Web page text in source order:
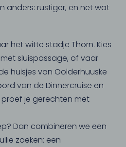
anders: rustiger, en net wat
het witte stadje Thorn. Kies
sluispassage, of vaar
huisjes van Oolderhuuske
van de Dinnercruise en
je gerechten met
Dan combineren we een
zoeken: een